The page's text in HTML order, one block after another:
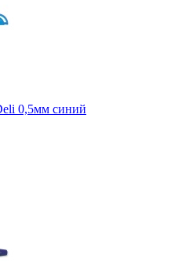
0,5мм синий